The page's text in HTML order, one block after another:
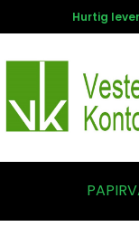
Hurtig